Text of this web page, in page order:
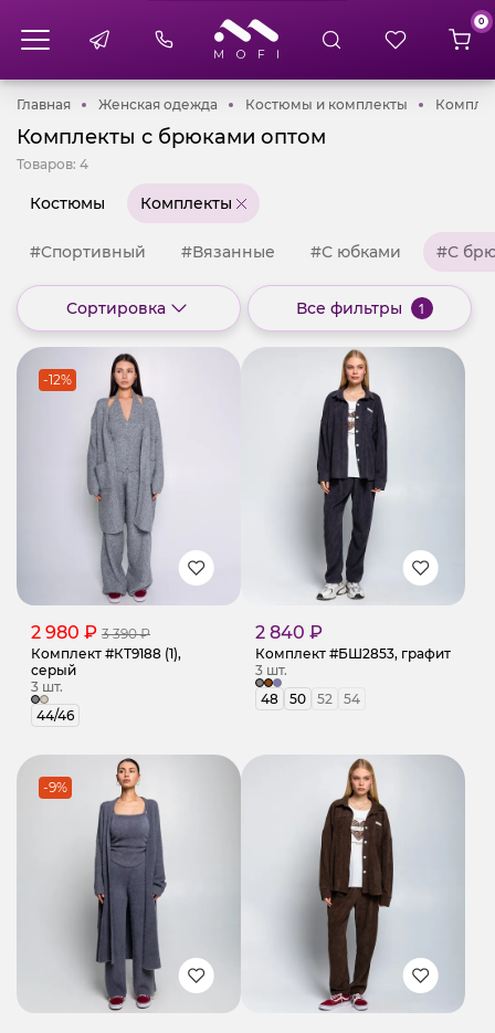
0
ГлавнаяГлавнаяЖенская одежда Женская одежда
Костюмы и комплекты Костюмы и
Комплекты с брюками оптом
Товаров: 4
Костюмы Комплекты
#Cпортивный #Вязанные #С юбками #С
Сортировка Все фильтры 1
-12%
2 980 ₽ 3 390 ₽
Комплект #КТ9188 (1),
серый
3 шт.
44/46
2 840 ₽
Комплект #БШ2853, графит
3 шт.
48
50 52 54
-9%